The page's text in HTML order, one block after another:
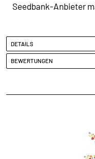
Seedbank-Anbieter
DETAILS
BEWERTUNGEN